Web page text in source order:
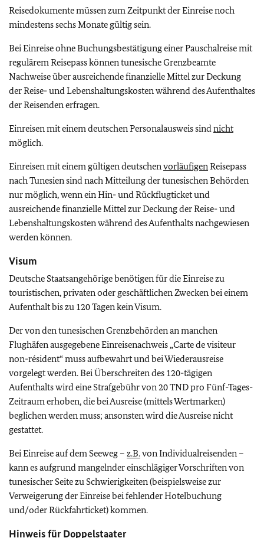
Reisedokumente müssen zum Zeitpunkt der Einreise noch
mindestens sechs Monate gültig sein.
Bei Einreise ohne Buchungsbestätigung einer Pauschalreise mit
regulärem Reisepass können tunesische Grenzbeamte
Nachweise über ausreichende finanzielle Mittel zur Deckung
der Reise- und Lebenshaltungskosten während des Aufenthaltes
der Reisenden erfragen.
Einreisen mit einem deutschen Personalausweis sindnicht
möglich.
Einreisen mit einem gültigen deutschenvorläufigenReisepass
nach Tunesien sind nach Mitteilung der tunesischen Behörden
nur möglich, wenn ein Hin- und Rückflugticket und
ausreichende finanzielle Mittel zur Deckung der Reise- und
Lebenshaltungskosten während des Aufenthalts nachgewiesen
werden können.
Visum
Deutsche Staatsangehörige benötigen für die Einreise zu
touristischen, privaten oder geschäftlichen Zwecken bei einem
Aufenthalt bis zu 120 Tagen kein Visum.
Der von den tunesischen Grenzbehörden an manchen
Flughäfen ausgegebene Einreisenachweis „Carte de visiteur
non-résident“ muss aufbewahrt und bei Wiederausreise
vorgelegt werden. Bei Überschreiten des 120-tägigen
Aufenthalts wird eine Strafgebühr von 20 TND pro Fünf-Tages-
Zeitraum erhoben, die bei Ausreise (mittels Wertmarken)
beglichen werden muss; ansonsten wird die Ausreise nicht
gestattet.
Bei Einreise auf dem Seeweg – z.B.von Individualreisenden –
kann es aufgrund mangelnder einschlägiger Vorschriften von
tunesischer Seite zu Schwierigkeiten (beispielsweise zur
Verweigerung der Einreise bei fehlender Hotelbuchung
und/oder Rückfahrticket) kommen.
Hinweis für Doppelstaater